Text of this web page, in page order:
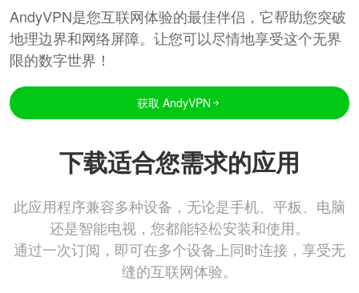
AndyVPN是您互联网体验的最佳伴侣，它帮助您突破
地理边界和网络屏障。让您可以尽情地享受这个无界
限的数字世界！
获取 AndyVPN
下载适合您需求的应用
此应用程序兼容多种设备，无论是手机、平板、电脑
还是智能电视，您都能轻松安装和使用。
通过一次订阅，即可在多个设备上同时连接，享受无
缝的互联网体验。